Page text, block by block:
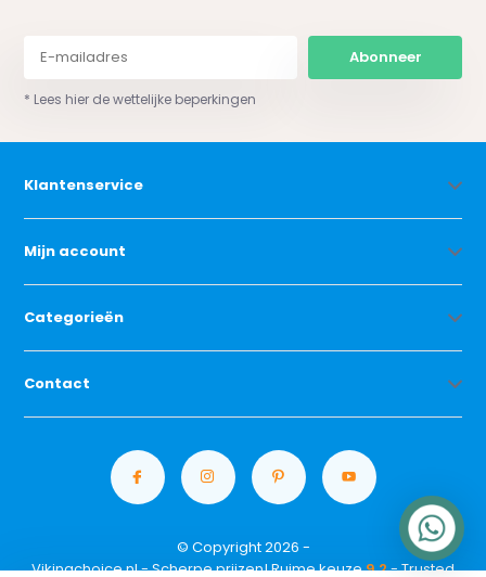
Abonneer
* Lees hier de wettelijke beperkingen
Klantenservice
Mijn account
Categorieën
Contact
© Copyright 2026 -
Vikingchoice.nl - Scherpe prijzen! Ruime keuze9.2- Trusted